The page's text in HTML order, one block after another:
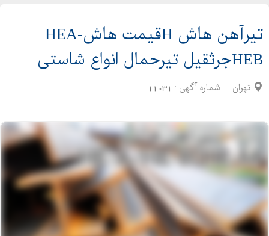
تیرآهن هاش Hقیمت هاشHEA-
HEBجرثقیل تیرحمال انواع شاستی
تهران شماره آگهی : 11031